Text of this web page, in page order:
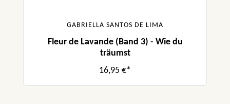
GABRIELLA SANTOS DE LIMA
Fleur de Lavande (Band 3) - Wie du
träumst
16,95 €*